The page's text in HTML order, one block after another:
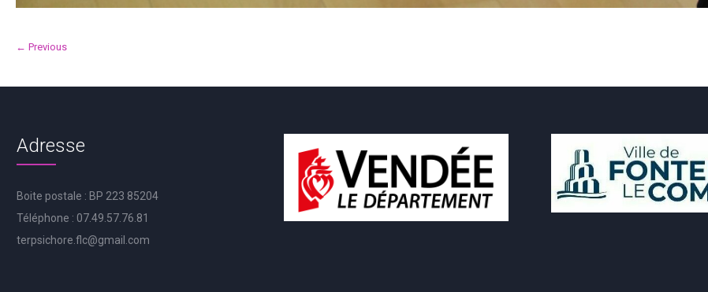
← Previous
Adresse
Boite postale : BP 223 85204
Téléphone : 07.49.57.76.81
terpsichore.flc@gmail.com